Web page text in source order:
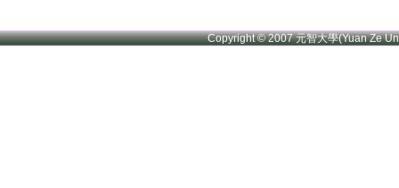
Copyright © 2007 元智大學(Yuan Ze